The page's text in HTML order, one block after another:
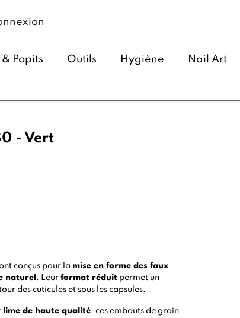
Popits Outils Hygiène Nail Art
- Vert
conçus pour la mise en forme des faux
naturel . Leurformat réduit permet un
des cuticules et sous les capsules.
lime de haute qualité, ces embouts de grain